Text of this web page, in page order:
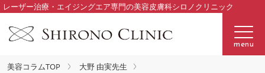
レーザー治療・エイジングエア専門の美容皮膚科シロノクリニック
menu
美容コラムTOP
大野 由実先生